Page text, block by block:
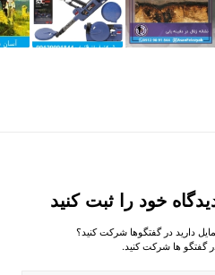
خود را ثبت کنید
دارید در گفتگوها شرکت کنید؟
گفتگو ها شرکت کنید.